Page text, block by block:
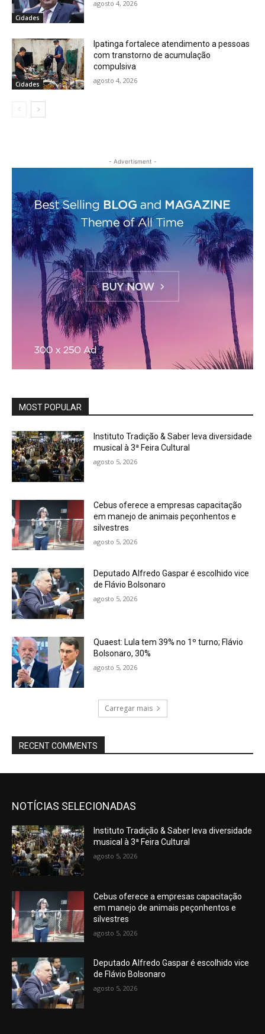
Cidades
agosto 4, 2026
Cidades
Ipatinga fortalece atendimento a pessoas
com transtorno de acumulação
compulsiva
agosto 4, 2026
- Advertisment -
MOST POPULAR
Instituto Tradição & Saber leva diversidade
musical à 3ª Feira Cultural
agosto 5, 2026
Cebus oferece a empresas capacitação
em manejo de animais peçonhentos e
silvestres
agosto 5, 2026
Deputado Alfredo Gaspar é escolhido vice
de Flávio Bolsonaro
agosto 5, 2026
Quaest: Lula tem 39% no 1º turno; Flávio
Bolsonaro, 30%
agosto 5, 2026
Carregar mais
RECENT COMMENTS
NOTÍCIAS SELECIONADAS
Instituto Tradição & Saber leva diversidade
musical à 3ª Feira Cultural
agosto 5, 2026
Cebus oferece a empresas capacitação
em manejo de animais peçonhentos e
silvestres
agosto 5, 2026
Deputado Alfredo Gaspar é escolhido vice
de Flávio Bolsonaro
agosto 5, 2026